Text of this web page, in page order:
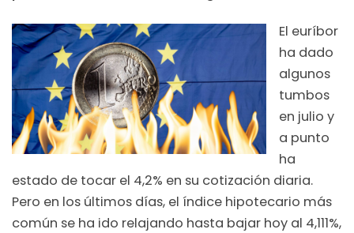
El euríbor
ha dado
algunos
tumbos
en julio y
a punto
ha
estado de tocar el 4,2% en su cotización diaria.
Pero en los últimos días, el índice hipotecario más
común se ha ido relajando hasta bajar hoy al 4,111%,